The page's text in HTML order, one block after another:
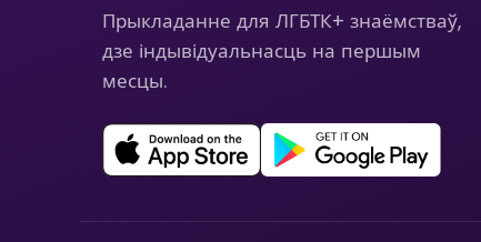
Прыкладанне для ЛГБТК+ знаёмстваў,
дзе індывідуальнасць на першым
месцы.